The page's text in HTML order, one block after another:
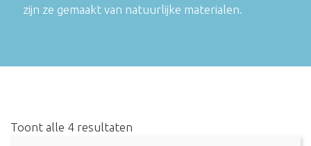
zijn ze gemaakt van natuurlijke materialen.
Toont alle 4 resultaten